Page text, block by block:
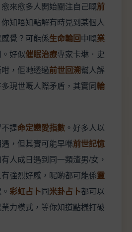
來愈多人開始關注自己嘅前
你知唔知點解有時見到某個人
覺？可能係生命輪回中嘅業
好似催眠治療專家卡琳．史
，佢哋透過前世回溯幫人解
現世嘅人際矛盾，其實同輪
不提命定戀愛指數 。好多人以
，但其實可能早喺前世記憶
人成日遇到同一類渣男/女，
強烈好感，呢啲都可能係靈
彩虹占卜同米卦占卜都可以
力模式，等你知道點樣打破